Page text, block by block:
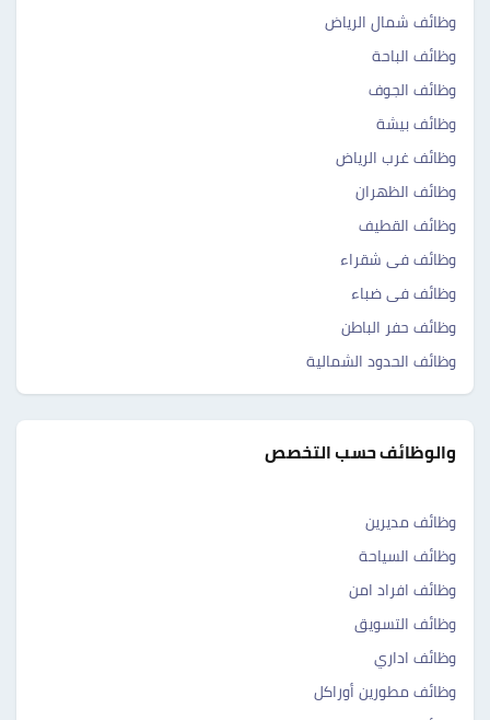
وظائف شمال الرياض
وظائف الباحة
وظائف الجوف
وظائف بيشة
وظائف غرب الرياض
وظائف الظهران
وظائف القطيف
وظائف فى شقراء
وظائف فى ضباء
وظائف حفر الباطن
وظائف الحدود الشمالية
والوظائف حسب التخصص
وظائف مديرين
وظائف السياحة
وظائف افراد امن
وظائف التسويق
وظائف اداري
وظائف مطورين أوراكل